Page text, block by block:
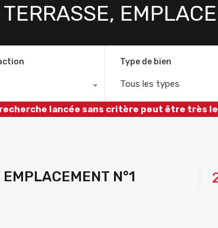
Type de bien
Tous les types
lancée sans critère peut être très
N°1